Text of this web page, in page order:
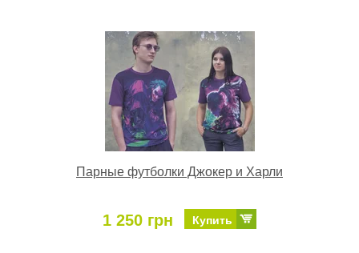
Парные футболки Джокер и Харли
1 250 грн Купить